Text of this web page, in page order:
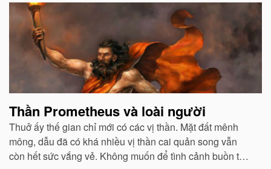
Thần Prometheus và loài người
Thuở ấy thế gian chỉ mới có các vị thần. Mặt đất mênh
mông, dẫu đã có khá nhiều vị thần cai quản song vẫn
còn hết sức vắng vẻ. Không muốn để tình cảnh buồn tẻ